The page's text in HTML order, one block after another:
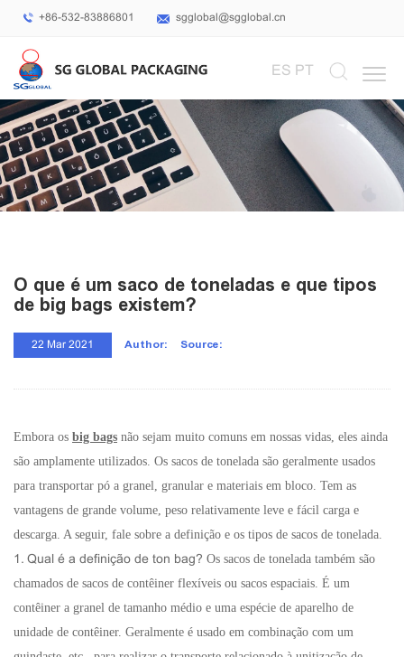
+86-532-83886801 sgglobal@sgglobal.cn
ES PT
O que é um saco de toneladas e que tipos
de big bags existem?
22 Mar 2021 Author: Source:
Embora os big bags não sejam muito comuns em nossas vidas, eles ainda
são amplamente utilizados. Os sacos de tonelada são geralmente usados
para transportar pó a granel, granular e materiais em bloco. Tem as
vantagens de grande volume, peso relativamente leve e fácil carga e
descarga. A seguir, fale sobre a definição e os tipos de sacos de tonelada.
1. Qual é a definição de ton bag? Os sacos de tonelada também são
chamados de sacos de contêiner flexíveis ou sacos espaciais. É um
contêiner a granel de tamanho médio e uma espécie de aparelho de
unidade de contêiner. Geralmente é usado em combinação com um